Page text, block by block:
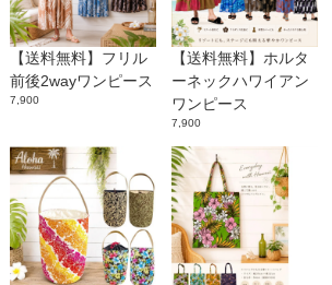
【送料無料】フリル
前後2wayワンピース
7,900
【送料無料】ホルタ
ーネックハワイアン
ワンピース
7,900